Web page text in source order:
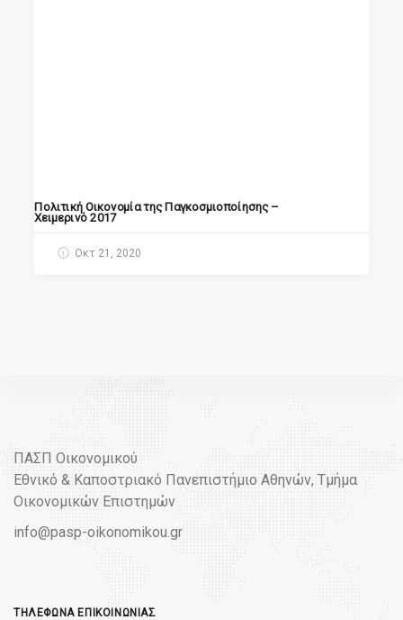
Πολιτική Οικονομία της Παγκοσμιοποίησης –
Χειμερινό 2017
Οκτ 21, 2020
ΠΑΣΠ Οικονομικού
Εθνικό & Καποστριακό Πανεπιστήμιο Αθηνών, Τμήμα
Οικονομικών Επιστημών
info@pasp-oikonomikou.gr
ΤΗΛΈΦΩΝΑ ΕΠΙΚΟΙΝΩΝΊΑΣ